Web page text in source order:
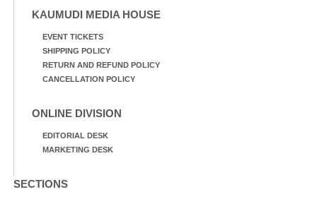
KAUMUDI MEDIA HOUSE
EVENT TICKETS
SHIPPING POLICY
RETURN AND REFUND POLICY
CANCELLATION POLICY
ONLINE DIVISION
EDITORIAL DESK
MARKETING DESK
SECTIONS